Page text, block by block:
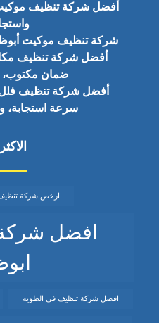
أفضل شركة تنظيف
شركة تنظيف موكيت
أفضل شركة تنظيف
ضمان مكتوب،
أفضل شركة تنظيف
سرعة استجابة،
ارخص شركة
افضل
افضل شركة تنظيف في الطويه